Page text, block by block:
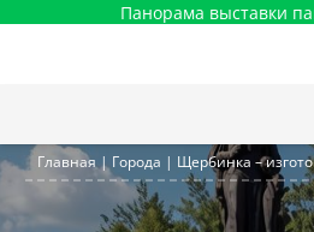
Панорама выставки
Главная | Города | Щербинка –